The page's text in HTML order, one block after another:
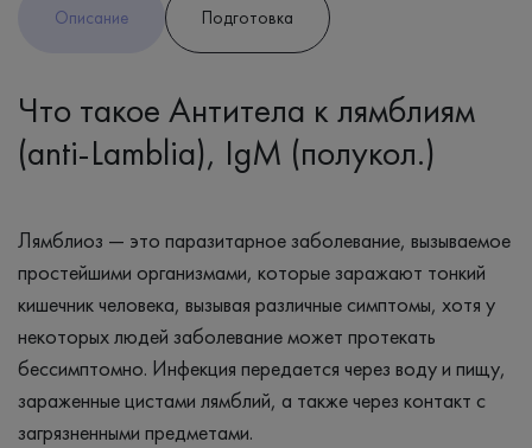
Описание Подготовка
Что такое Антитела к лямблиям
(anti-Lamblia), IgМ (полукол.)
Лямблиоз — это паразитарное заболевание, вызываемое
простейшими организмами, которые заражают тонкий
кишечник человека, вызывая различные симптомы, хотя у
некоторых людей заболевание может протекать
бессимптомно. Инфекция передается через воду и пищу,
зараженные цистами лямблий, а также через контакт с
загрязненными предметами.